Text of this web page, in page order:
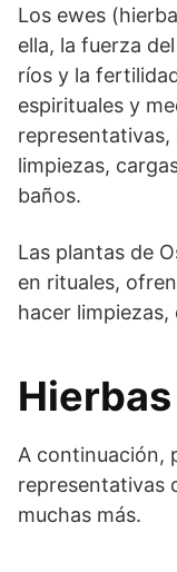
Los ewes
ella, la fuerza
ríos y la
espirituales y
representativas,
limpiezas,
baños.
Las plantas de
en rituales,
hacer
A continuación,
representativas
muchas más.